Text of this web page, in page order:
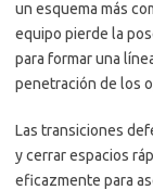
un esquema más
equipo pierde la
para formar una
penetración de los
Las transiciones
y cerrar espacios
eficazmente para